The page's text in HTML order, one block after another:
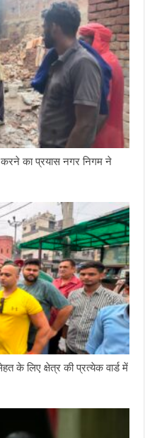
का प्रयास नगर निगम ने
के लिए क्षेत्र की प्रत्येक वार्ड में